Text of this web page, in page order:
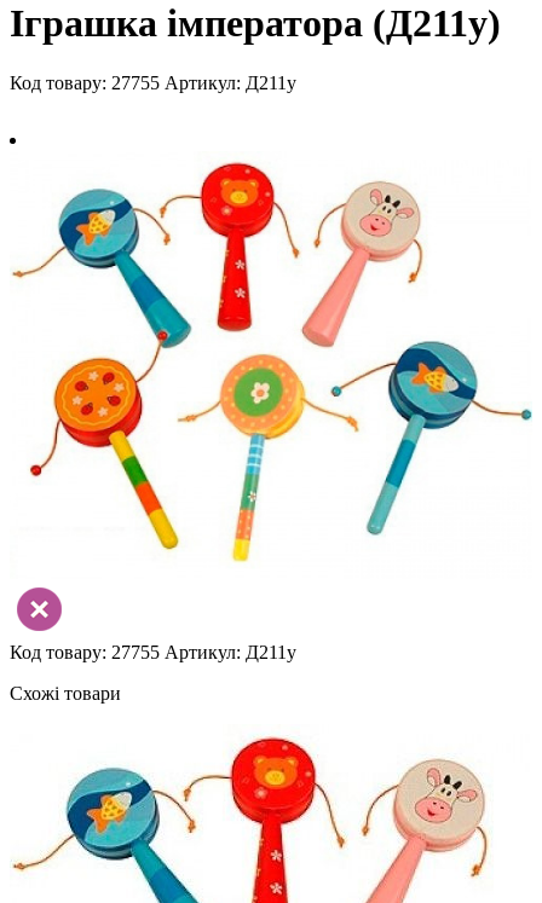
Іграшка імператора (Д211у)
Код товару: 27755 Артикул: Д211у
Код товару: 27755 Артикул: Д211у
Схожі товари